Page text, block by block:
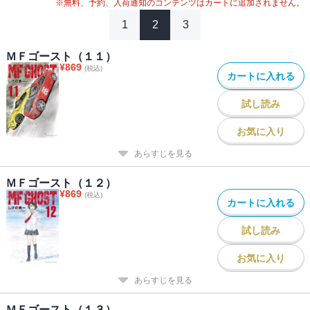
※無料、予約、入荷通知のコンテンツはカートに追加されません。
1 2 3
ＭＦゴースト（１１）
¥869 (税込)
カートに入れる
試し読み
お気に入り
あらすじを見る
ＭＦゴースト（１２）
¥869 (税込)
カートに入れる
試し読み
お気に入り
あらすじを見る